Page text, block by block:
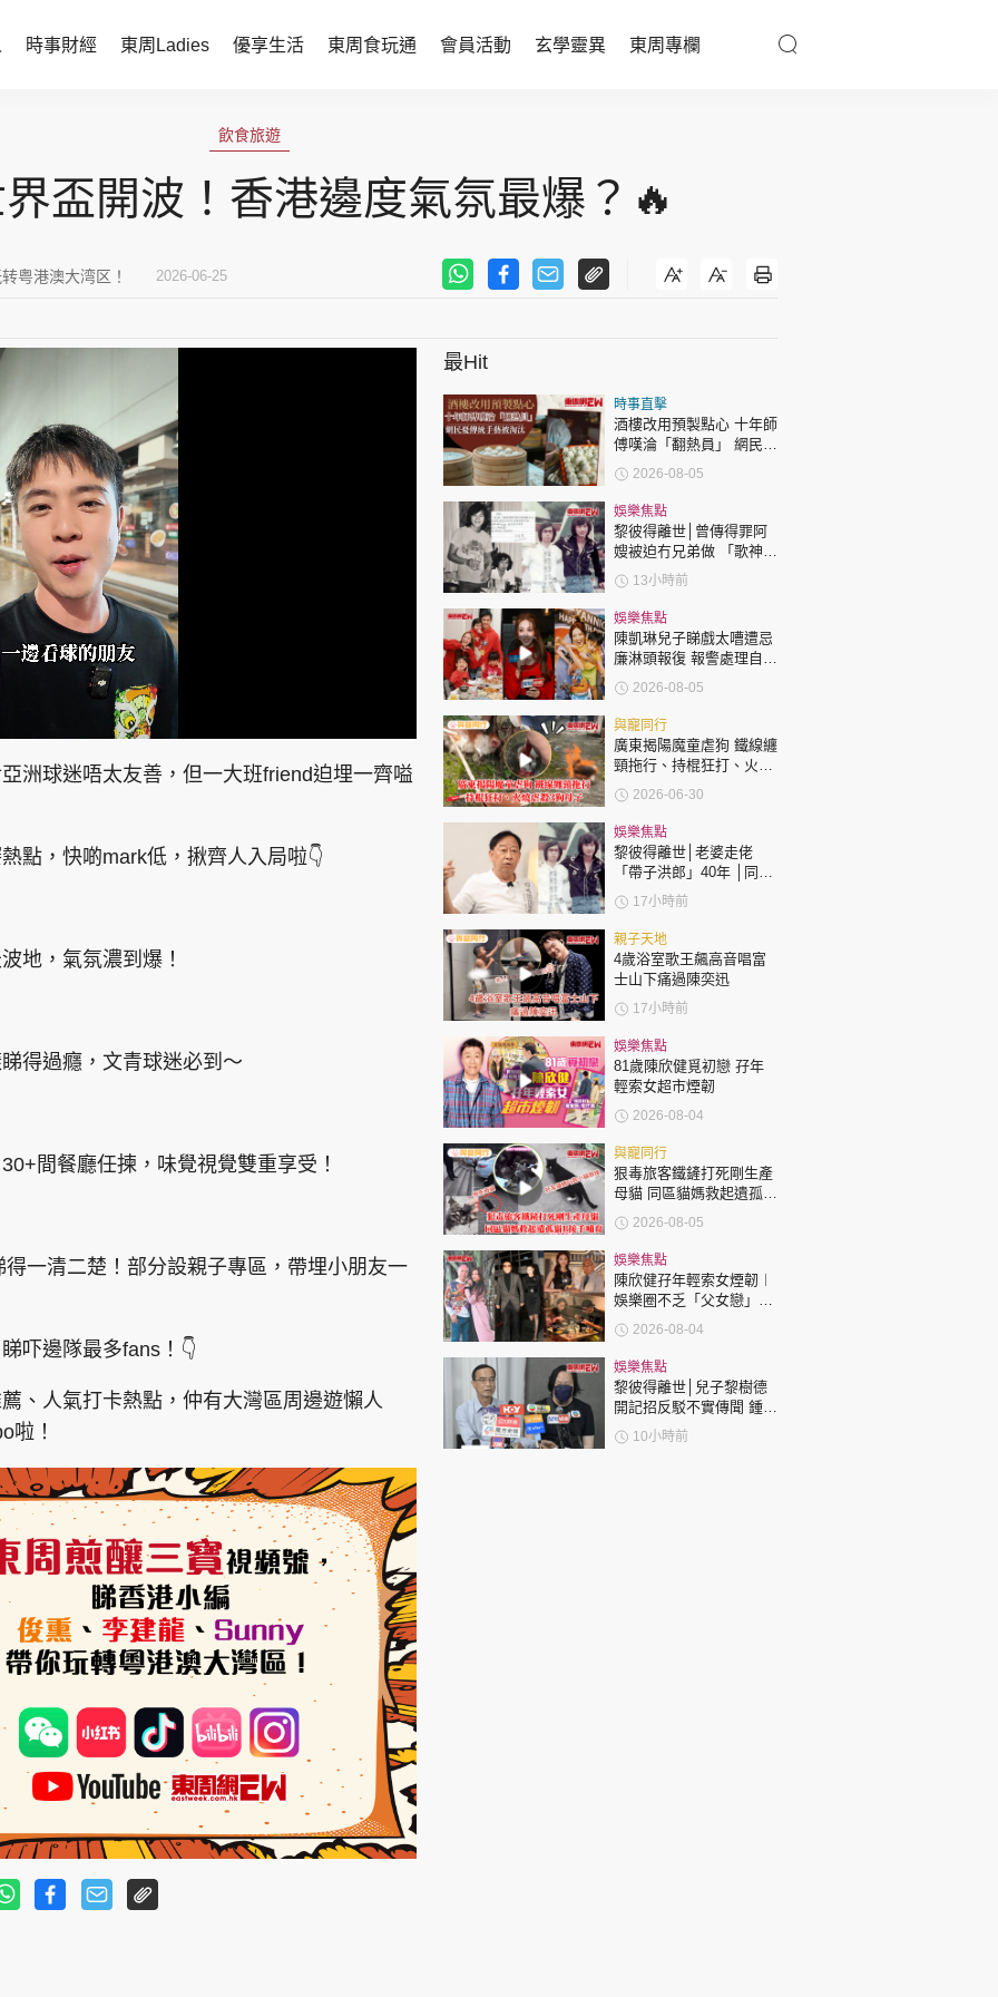
時事財經 東周Ladies 優享生活 東周食玩通 會員活動 玄學靈異 東周專欄
直擊
智庫
東周Ladies
談情說性
時尚生活
醫療百科
親子天地
與寵同行
JETSO 娛樂名人
文化藝術
時政財經
健康生活
飲食旅遊
PCM 電腦廣場 星島頭條 星島日報 頭條日報 星島環球 The Standard 親子王
Copyright © 東周網 版權所有 . 不得轉載 ©Eastweek.com.hk. All rights reserved.
飲食旅遊
盃開波！香港邊度氣氛最爆？🔥
粤港澳大湾区！ 2026-06-25
洲球迷唔太友善，但一大班friend迫埋一齊嗌
點，快啲mark低，揪齊人入局啦👇
地，氣氛濃到爆！
得過癮，文青球迷必到～
間餐廳任揀，味覺視覺雙重享受！
一清二楚！部分設親子專區，帶埋小朋友一
吓邊隊最多fans！👇
、人氣打卡熱點，仲有大灣區周邊遊懶人
啦！
最Hit
時事直擊
酒樓改用預製點心 十年師
傅嘆淪「翻熱員」 網民憂
傳統手藝被淘汰
2026-08-05
娛樂焦點
黎彼得離世│曾傳得罪阿
嫂被迫冇兄弟做 「歌神」
許冠傑親筆撰寫悼念忘友
13小時前
娛樂焦點
陳凱琳兒子睇戲太嘈遭忌
廉淋頭報復 報警處理自責
護子不力 歐錦棠陳倩揚齊
表態「媽媽有責任」
2026-08-05
與寵同行
廣東揭陽魔童虐狗 鐵線纏
頸拖行、持棍狂打、火燒
虐殺3狗母子
2026-06-30
娛樂焦點
黎彼得離世│老婆走佬
「帶子洪郎」40年 │同許
冠傑聯手合作《浪子心
聲》成經典 合作7年拆夥
17小時前
親子天地
4歲浴室歌王飆高音唱富
士山下痛過陳奕迅
17小時前
娛樂焦點
81歲陳欣健覓初戀 孖年
輕索女超市煙韌
2026-08-04
與寵同行
狠毒旅客鐵鏟打死剛生產
母貓 同區貓媽救起遺孤貓
B接手哺育
2026-08-05
娛樂焦點
陳欣健孖年輕索女煙韌︱
娛樂圈不乏「父女戀」
「爺孫戀」 年齡差距最大
達51歲 最受矚目有李龍
基謝賢
2026-08-04
娛樂焦點
黎彼得離世│兒子黎樹德
開記招反駁不實傳聞 鍾志
光代好友澄清：冇經濟問
題
10小時前